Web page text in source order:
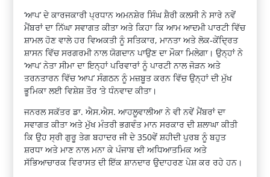
‘ਆਪ’ ਦੇ ਕਾਰਜਕਾਰੀ ਪ੍ਰਧਾਨ ਅਮਨਸ਼ੇਰ ਸਿੰਘ ਸ਼ੈਰੀ ਕਲਸੀ ਨੇ ਸਾਰੇ ਨਵੇਂ
ਮੈਂਬਰਾਂ ਦਾ ਨਿੱਘਾ ਸਵਾਗਤ ਕੀਤਾ ਅਤੇ ਕਿਹਾ ਕਿ ਆਮ ਆਦਮੀ ਪਾਰਟੀ ਵਿੱਚ
ਸ਼ਾਮਲ ਹੋਣ ਵਾਲੇ ਹਰ ਵਿਅਕਤੀ ਨੂੰ ਸਤਿਕਾਰ, ਮਾਨਤਾ ਅਤੇ ਲੋਕ-ਕੇਂਦ੍ਰਿਤ
ਸ਼ਾਸਨ ਵਿੱਚ ਸਰਗਰਮੀ ਨਾਲ ਯੋਗਦਾਨ ਪਾਉਣ ਦਾ ਮੌਕਾ ਮਿਲੇਗਾ। ਉਨ੍ਹਾਂ ਨੇ
‘ਆਪ’ ਨੇਤਾ ਸੀਮਾ ਦਾ ਇਨ੍ਹਾਂ ਪਰਿਵਾਰਾਂ ਨੂੰ ਪਾਰਟੀ ਨਾਲ ਜੋੜਨ ਅਤੇ
ਤਰਨਤਾਰਨ ਵਿੱਚ ‘ਆਪ’ ਸੰਗਠਨ ਨੂੰ ਮਜ਼ਬੂਤ ​​ਕਰਨ ਵਿੱਚ ਉਨ੍ਹਾਂ ਦੀ ਮੁੱਖ
ਭੂਮਿਕਾ ਲਈ ਵਿਸ਼ੇਸ਼ ਤੌਰ ‘ਤੇ ਧੰਨਵਾਦ ਕੀਤਾ।
ਜਨਰਲ ਸਕੱਤਰ ਡਾ. ਐਸ.ਐਸ. ਆਹਲੂਵਾਲੀਆ ਨੇ ਵੀ ਨਵੇਂ ਮੈਂਬਰਾਂ ਦਾ
ਸਵਾਗਤ ਕੀਤਾ ਅਤੇ ਮੁੱਖ ਮੰਤਰੀ ਭਗਵੰਤ ਮਾਨ ਸਰਕਾਰ ਦੀ ਸ਼ਲਾਘਾ ਕੀਤੀ
ਕਿ ਉਹ ਸ੍ਰੀ ਗੁਰੂ ਤੇਗ ਬਹਾਦਰ ਜੀ ਦੇ 350ਵੇਂ ਸ਼ਹੀਦੀ ਪੁਰਬ ਨੂੰ ਬਹੁਤ
ਸ਼ਰਧਾ ਅਤੇ ਮਾਣ ਨਾਲ ਮਨਾ ਕੇ ਪੰਜਾਬ ਦੀ ਅਧਿਆਤਮਿਕ ਅਤੇ
ਸੱਭਿਆਚਾਰਕ ਵਿਰਾਸਤ ਦੀ ਇੱਕ ਸ਼ਾਨਦਾਰ ਉਦਾਹਰਣ ਪੇਸ਼ ਕਰ ਰਹੇ ਹਨ।